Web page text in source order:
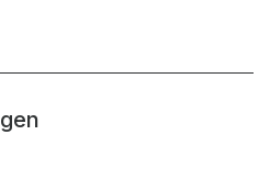
Handbedient
im Kragarm integriert